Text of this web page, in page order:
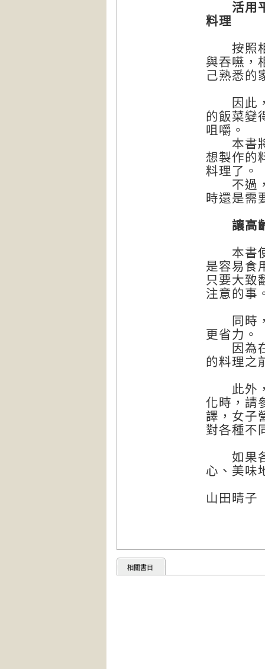
活用平
料理
按照相
與吞嚥，
己熟悉的
因此，
的飯菜變
咀嚼。
本書將
想製作的
料理了。
不過，
時還是需
讓高齡
本書使
是容易食
只要大致
注意的事
同時，
更省力。
因為在
的料理之
此外，
化時，請
譯，女子
對各種不
如果各
心、美味
山田晴子
相關書目